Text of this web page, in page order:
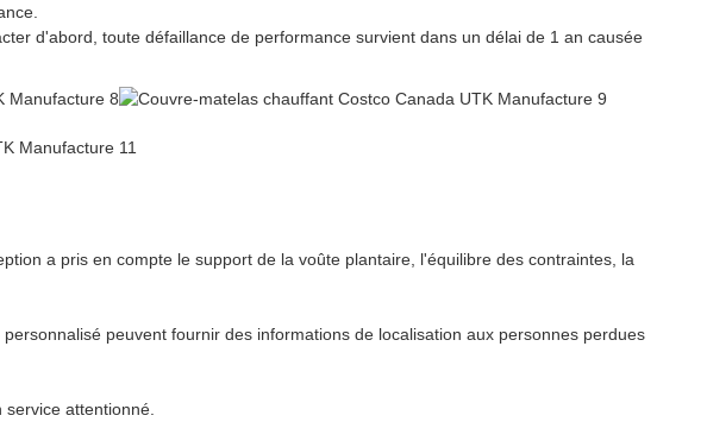
d'abord, toute défaillance de performance survient dans un délai de 1 an causée
a pris en compte le support de la voûte plantaire, l'équilibre des contraintes, la
peuvent fournir des informations de localisation aux personnes perdues
attentionné.